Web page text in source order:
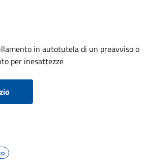
in autotutela di un preavviso o
per inesattezze